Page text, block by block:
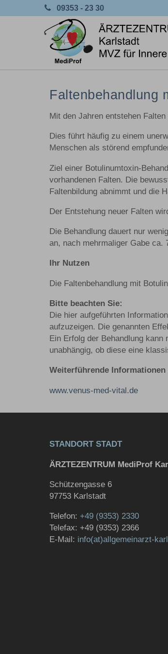
09353 - 23 30
Faltenbehandlung
Mit den Jahren entstehen
Dies führt häufig zu einem
Menschen als störend
Ziel einer Botulinumtoxin-
vorhandenen Falten. Die
Faltenbildung abnimmt und die
Der Entstehung neuer Falten
Die Behandlung dauert nur
an, nach mehrmaliger Gabe ca.
Ihr Nutzen
Die Faltenbehandlung mit
Bitte beachten Sie:
Die hier aufgeführten
aufzuzeigen. Die genannten
Ein Erfolg der Behandlung
unabhängig, ob diese eine
Weiterführende Informationen
www.venus-med-vital.de
STANDORT STADT
ÄRZTEZENTRUM MediProf
Schützengasse 6
97753 Karlstadt
Telefon: +49 (9353) 2330
Telefax: +49 (9353) 2366
E-Mail: info(at)allgemeinarzt-